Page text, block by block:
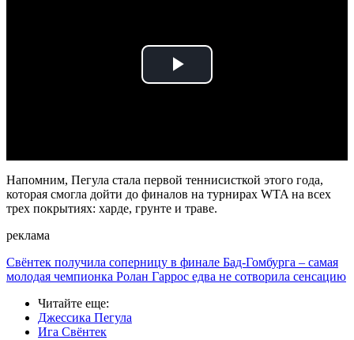
Play
Напомним, Пегула стала первой теннисисткой этого года,
которая смогла дойти до финалов на турнирах WTA на всех
трех покрытиях: харде, грунте и траве.
реклама
Свёнтек получила соперницу в финале Бад-Гомбурга – самая
молодая чемпионка Ролан Гаррос едва не сотворила сенсацию
Читайте еще:
Джессика Пегула
Ига Свёнтек